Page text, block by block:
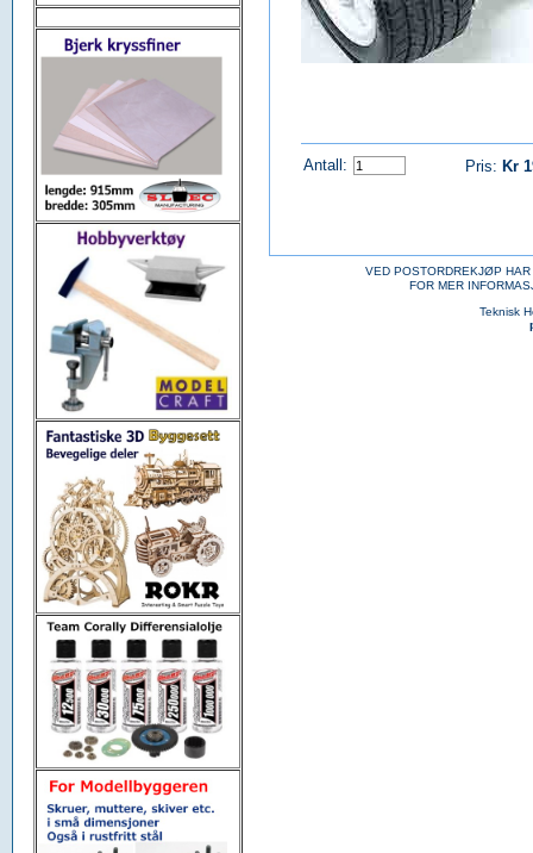
Antall: Pris: Kr
VED POSTORDREKJØP
FOR MER
Teknisk